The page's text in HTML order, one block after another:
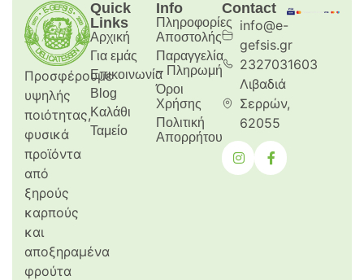
Προσφέρουμε
υψηλής
ποιότητας,
φυσικά
προϊόντα
από
ξηρούς
καρπούς
και
αποξηραμένα
φρούτα
Quick
Links
Αρχική
Για εμάς
Επικοινωνία
Blog
Καλάθι
Ταμείο
Info
Πληροφορίες
Aποστολής
Παραγγελία
– Πληρωμή
Όροι
Χρήσης
Πολιτική
Απορρήτου
Contact
info@e-
gefsis.gr
2327031603
Λιβαδιά
Σερρών,
62055